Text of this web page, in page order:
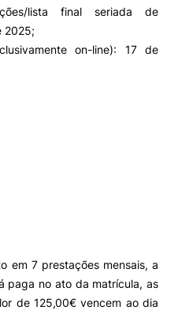
lista final seriada de
2025;
on-line): 17 de
em 7 prestações mensais, a
paga no ato da matrícula, as
de 125,00€ vencem ao dia